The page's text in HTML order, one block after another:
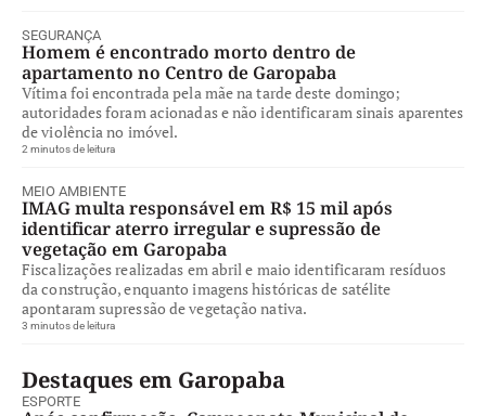
SEGURANÇA
Homem é encontrado morto dentro de
apartamento no Centro de Garopaba
Vítima foi encontrada pela mãe na tarde deste domingo;
autoridades foram acionadas e não identificaram sinais aparentes
de violência no imóvel.
2 minutos de leitura
MEIO AMBIENTE
IMAG multa responsável em R$ 15 mil após
identificar aterro irregular e supressão de
vegetação em Garopaba
Fiscalizações realizadas em abril e maio identificaram resíduos
da construção, enquanto imagens históricas de satélite
apontaram supressão de vegetação nativa.
3 minutos de leitura
Destaques em Garopaba
ESPORTE